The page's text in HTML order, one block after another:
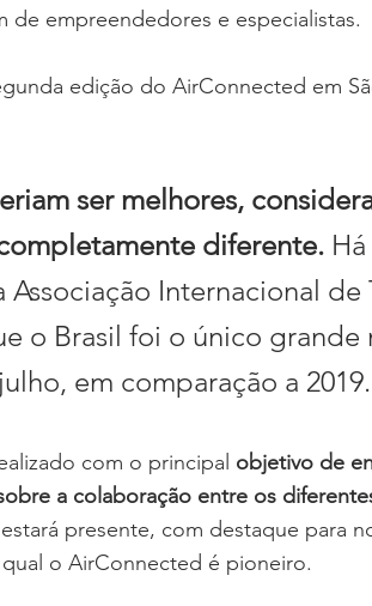
de empreendedores e especialistas.
edição do AirConnected em
ser melhores,
diferente.
Internacional de
o Brasil foi o único grande
em comparação a 2019.
com o principal objetivo de
a colaboração entre os
presente, com destaque para
o AirConnected é pioneiro.